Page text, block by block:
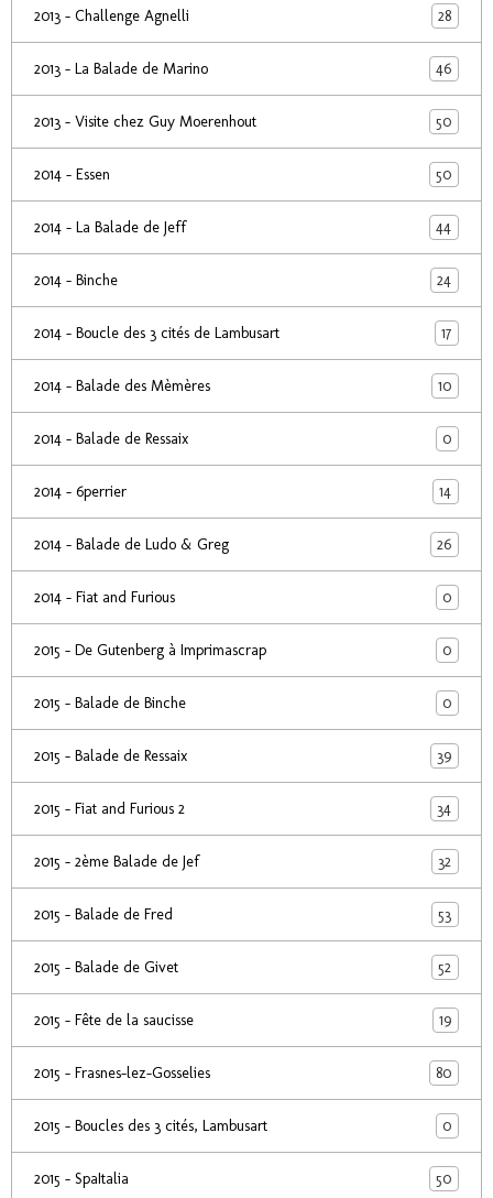
2013 - Challenge Agnelli 28
2013 - La Balade de Marino 46
2013 - Visite chez Guy Moerenhout 50
2014 - Essen 50
2014 - La Balade de Jeff 44
2014 - Binche 24
2014 - Boucle des 3 cités de Lambusart 17
2014 - Balade des Mèmères 10
2014 - Balade de Ressaix 0
2014 - 6perrier 14
2014 - Balade de Ludo & Greg 26
2014 - Fiat and Furious 0
2015 - De Gutenberg à Imprimascrap 0
2015 - Balade de Binche 0
2015 - Balade de Ressaix 39
2015 - Fiat and Furious 2 34
2015 - 2ème Balade de Jef 32
2015 - Balade de Fred 53
2015 - Balade de Givet 52
2015 - Fête de la saucisse 19
2015 - Frasnes-lez-Gosselies 80
2015 - Boucles des 3 cités, Lambusart 0
2015 - SpaItalia 50